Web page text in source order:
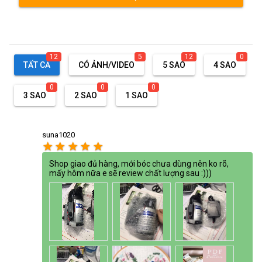
TẤT CẢ
12
CÓ ẢNH/VIDEO
5
5 SAO
12
4 SAO
0
3 SAO
0
2 SAO
0
1 SAO
0
suna1020
star star star star star
Shop giao đủ hàng, mới bóc chưa dùng nên ko rõ,
mấy hôm nữa e sẽ review chất lượng sau :)))